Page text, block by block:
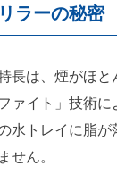
ラーの秘密
長は、煙がほと
ァイト」技術に
水トレイに脂
ん。